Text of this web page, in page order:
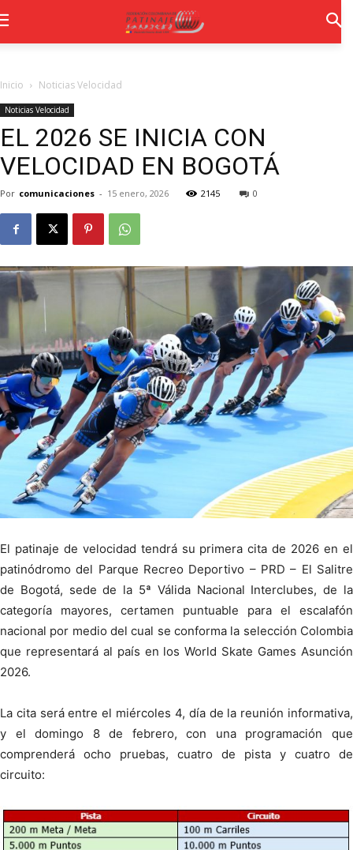
Inicio Noticias Velocidad
Noticias Velocidad
EL 2026 SE INICIA CON
VELOCIDAD EN BOGOTÁ
Por comunicaciones - 15 enero, 2026 2145 0
El patinaje de velocidad tendrá su primera cita de 2026 en el
patinódromo del Parque Recreo Deportivo – PRD – El Salitre
de Bogotá, sede de la 5ª Válida Nacional Interclubes, de la
categoría mayores, certamen puntuable para el escalafón
nacional por medio del cual se conforma la selección Colombia
que representará al país en los World Skate Games Asunción
2026.
La cita será entre el miércoles 4, día de la reunión informativa,
y el domingo 8 de febrero, con una programación que
comprenderá ocho pruebas, cuatro de pista y cuatro de
circuito: